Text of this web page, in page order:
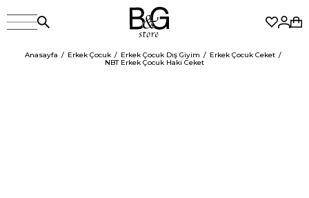
Anasayfa Erkek Çocuk Erkek Çocuk Dış Giyim
Erkek Çocuk Ceket
NBT Erkek Çocuk Haki Ceket